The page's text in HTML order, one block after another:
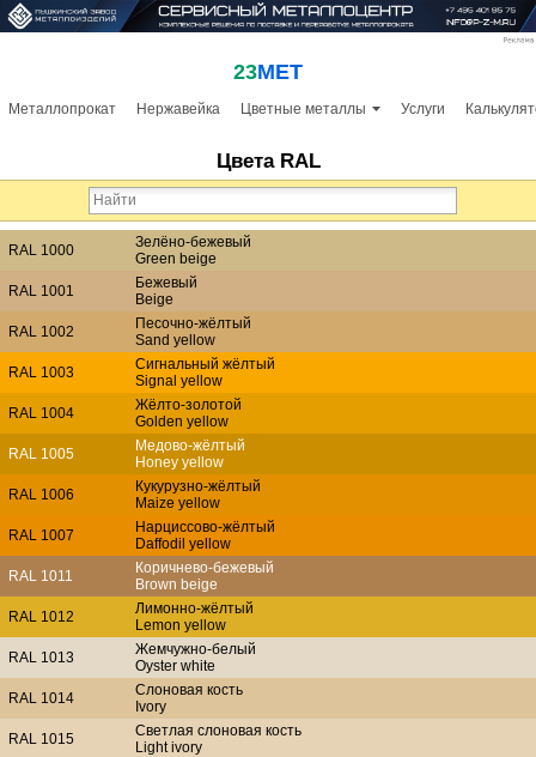
23МЕТ
Металлопрокат Нержавейка Цветные металлы Услуги
Цвета RAL
RAL 1000
Зелёно-бежевый
Green beige
RAL 1001
Бежевый
Beige
RAL 1002
Песочно-жёлтый
Sand yellow
RAL 1003
Сигнальный жёлтый
Signal yellow
RAL 1004
Жёлто-золотой
Golden yellow
RAL 1005
Медово-жёлтый
Honey yellow
RAL 1006
Кукурузно-жёлтый
Maize yellow
RAL 1007
Нарциссово-жёлтый
Daffodil yellow
RAL 1011
Коричнево-бежевый
Brown beige
RAL 1012
Лимонно-жёлтый
Lemon yellow
RAL 1013
Жемчужно-белый
Oyster white
RAL 1014
Слоновая кость
Ivory
RAL 1015
Светлая слоновая кость
Light ivory